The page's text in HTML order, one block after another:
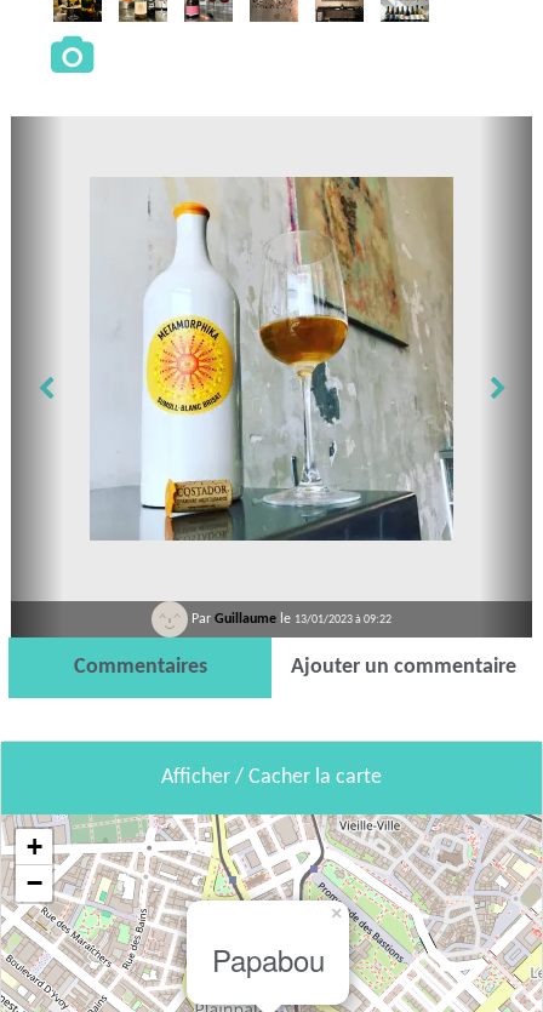
Par Guillaume le 13/01/2023 à 09:22
Commentaires Ajouter un commentaire
Afficher / Cacher la carte
Papabou
×
+
−